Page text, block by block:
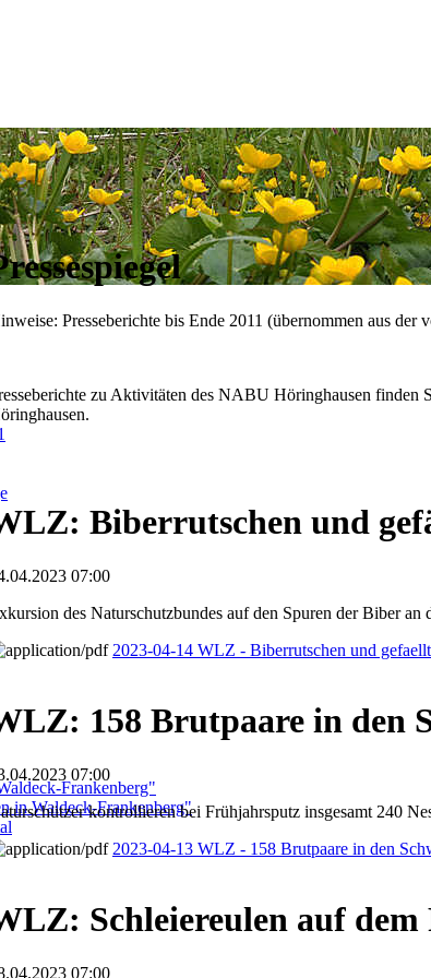
Frankenberg"
in Waldeck-Frankenberg"
Presseberichte bis Ende 2011 (übernommen aus der
zu Aktivitäten des NABU Höringhausen finden
Biberrutschen und
07:00
des Naturschutzbundes auf den Spuren der Biber an
2023-04-14 WLZ - Biberrutschen und
158 Brutpaare in den
07:00
kontrollieren bei Frühjahrsputz insgesamt 240
2023-04-13 WLZ - 158 Brutpaare in den
Schleiereulen auf dem
07:00